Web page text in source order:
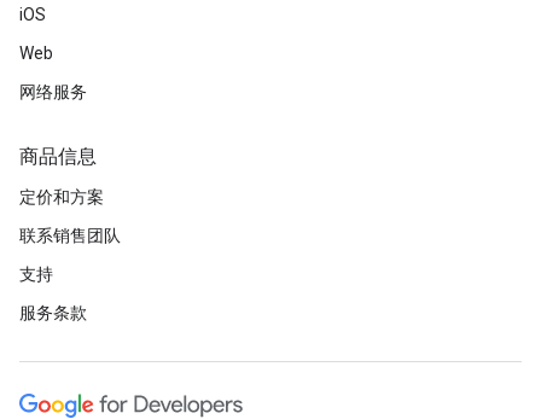
iOS
Web
网络服务
商品信息
定价和方案
联系销售团队
支持
服务条款